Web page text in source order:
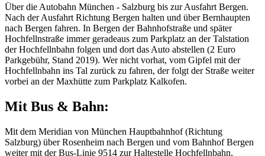
Über die Autobahn München - Salzburg bis zur Ausfahrt Bergen.
Nach der Ausfahrt Richtung Bergen halten und über Bernhaupten
nach Bergen fahren. In Bergen der Bahnhofstraße und später
Hochfellnstraße immer geradeaus zum Parkplatz an der Talstation
der Hochfellnbahn folgen und dort das Auto abstellen (2 Euro
Parkgebühr, Stand 2019). Wer nicht vorhat, vom Gipfel mit der
Hochfellnbahn ins Tal zurück zu fahren, der folgt der Straße weiter
vorbei an der Maxhütte zum Parkplatz Kalkofen.
Mit Bus & Bahn:
Mit dem Meridian von München Hauptbahnhof (Richtung
Salzburg) über Rosenheim nach Bergen und vom Bahnhof Bergen
weiter mit der Bus-Linie 9514 zur Haltestelle Hochfellnbahn,